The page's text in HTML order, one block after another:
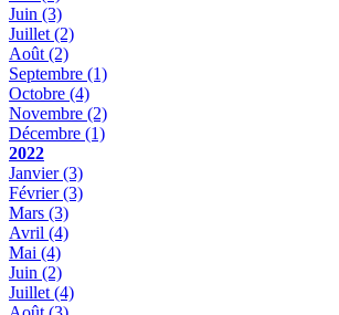
Juin (3)
Juillet (2)
Août (2)
Septembre (1)
Octobre (4)
Novembre (2)
Décembre (1)
2022
Janvier(3)
Février(3)
Mars (3)
Avril (4)
Mai (4)
Juin (2)
Juillet (4)